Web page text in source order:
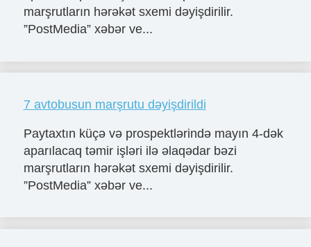
marşrutların hərəkət sxemi dəyişdirilir.
”PostMedia” xəbər ve...
7 avtobusun marşrutu dəyişdirildi
Paytaxtın küçə və prospektlərində mayın 4-dək
aparılacaq təmir işləri ilə əlaqədar bəzi
marşrutların hərəkət sxemi dəyişdirilir.
”PostMedia” xəbər ve...